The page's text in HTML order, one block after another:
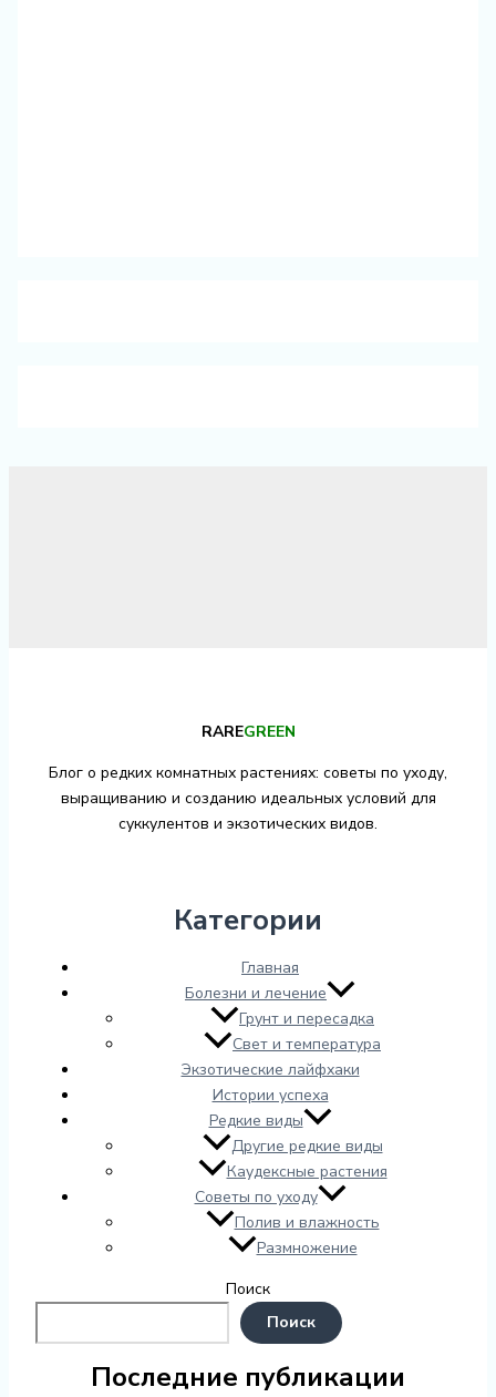
RAREGREEN
Блог о редких комнатных растениях: советы по уходу,
выращиванию и созданию идеальных условий для
суккулентов и экзотических видов.
Категории
Главная
Болезни и лечение
Грунт и пересадка
Свет и температура
Экзотические лайфхаки
Истории успеха
Редкие виды
Другие редкие виды
Каудексные растения
Советы по уходу
Полив и влажность
Размножение
Поиск
Поиск
Последние публикации